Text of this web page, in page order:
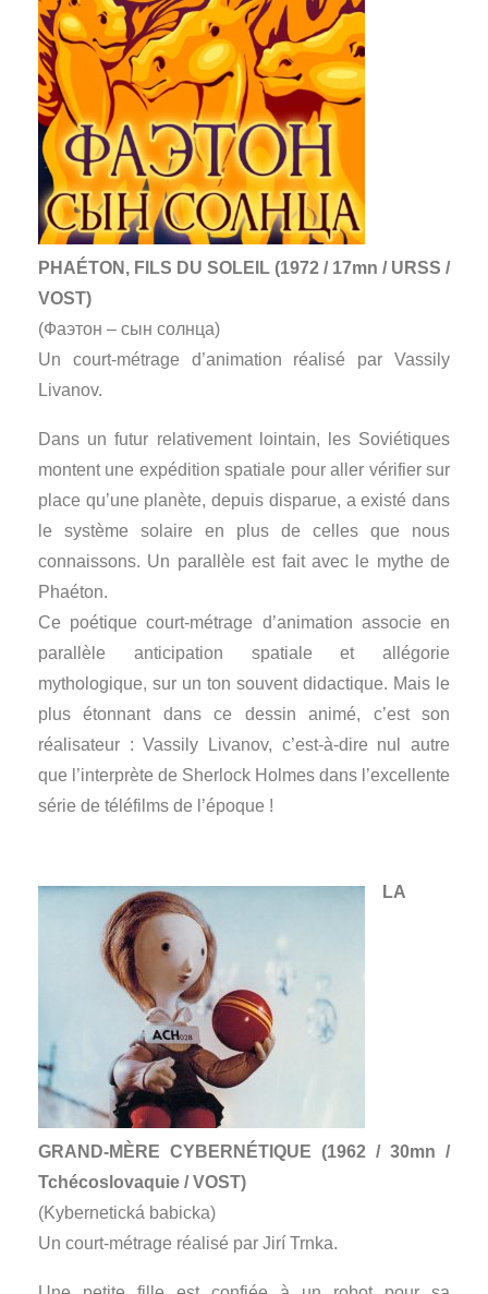
PHAÉTON, FILS DU SOLEIL (1972 / 17mn / URSS /
VOST)
(Фаэтон – сын солнца)
Un court-métrage d’animation réalisé par Vassily
Livanov.
Dans un futur relativement lointain, les Soviétiques
montent une expédition spatiale pour aller vérifier sur
place qu’une planète, depuis disparue, a existé dans
le système solaire en plus de celles que nous
connaissons. Un parallèle est fait avec le mythe de
Phaéton.
Ce poétique court-métrage d’animation associe en
parallèle anticipation spatiale et allégorie
mythologique, sur un ton souvent didactique. Mais le
plus étonnant dans ce dessin animé, c’est son
réalisateur : Vassily Livanov, c’est-à-dire nul autre
que l’interprète de Sherlock Holmes dans l’excellente
série de téléfilms de l’époque !
LA
GRAND-MÈRE CYBERNÉTIQUE (1962 / 30mn /
Tchécoslovaquie / VOST)
(Kybernetická babicka)
Un court-métrage réalisé par Jirí Trnka.